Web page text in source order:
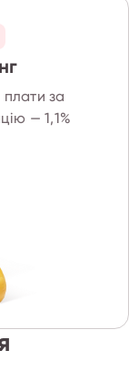
за
— 1,1%